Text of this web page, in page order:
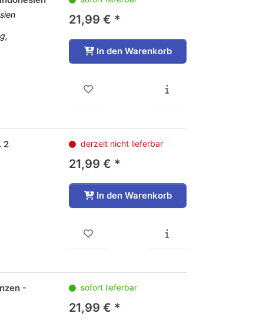
21,99 € *
In den Warenkorb
2 derzeit nicht lieferbar
21,99 € *
In den Warenkorb
-
sofort lieferbar
21,99 € *